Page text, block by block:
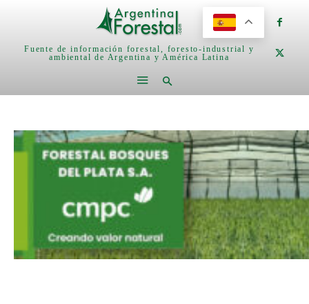
Fuente de información forestal, foresto-industrial y
ambiental de Argentina y América Latina